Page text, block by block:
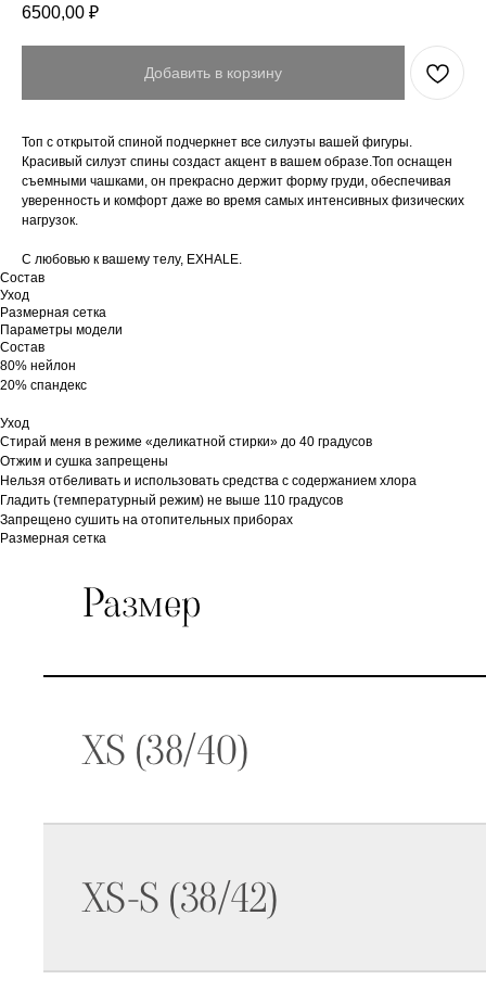
6500,00 ₽
Добавить в корзину
Топ с открытой спиной подчеркнет все силуэты вашей фигуры.
Красивый силуэт спины создаст акцент в вашем образе.Топ оснащен
съемными чашками, он прекрасно держит форму груди, обеспечивая
уверенность и комфорт даже во время самых интенсивных физических
нагрузок.
С любовью к вашему телу, EXHALE.
Состав
Уход
Размерная сетка
Параметры модели
Состав
80% нейлон
20% спандекс
Уход
Стирай меня в режиме «деликатной стирки» до 40 градусов
Отжим и сушка запрещены
Нельзя отбеливать и использовать средства с содержанием хлора
Гладить (температурный режим) не выше 110 градусов
Запрещено сушить на отопительных приборах
Размерная сетка